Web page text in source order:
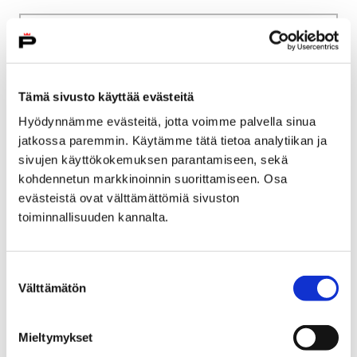
Tämä sivusto käyttää evästeitä
Hyödynnämme evästeitä, jotta voimme palvella sinua
jatkossa paremmin. Käytämme tätä tietoa analytiikan ja
sivujen käyttökokemuksen parantamiseen, sekä
kohdennetun markkinoinnin suorittamiseen. Osa
evästeistä ovat välttämättömiä sivuston
toiminnallisuuden kannalta.
valinta
Välttämätön
Mieltymykset
Ota yhteyttä
Kulttuuri ja vapaa-aika
Liikuntatilojen ja
leirikeskusten
vuorohakemus
Voit siirtyä liikuntatilojen ja leirikeskusten
painamalla alla olevasta linkistä.